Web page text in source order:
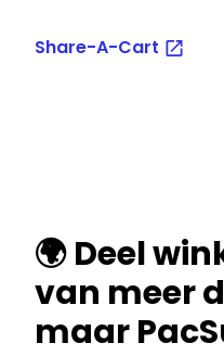
Share-A-Cart
🌍 Deel
van meer
maar